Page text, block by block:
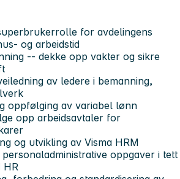
for avdelingens
og arbeidstid
-- dekke opp vakter og sikre
av ledere i bemanning,
oppfølging av variabel lønn
opp arbeidsavtaler for
og utvikling av Visma HRM
oppgaver i tett
HR